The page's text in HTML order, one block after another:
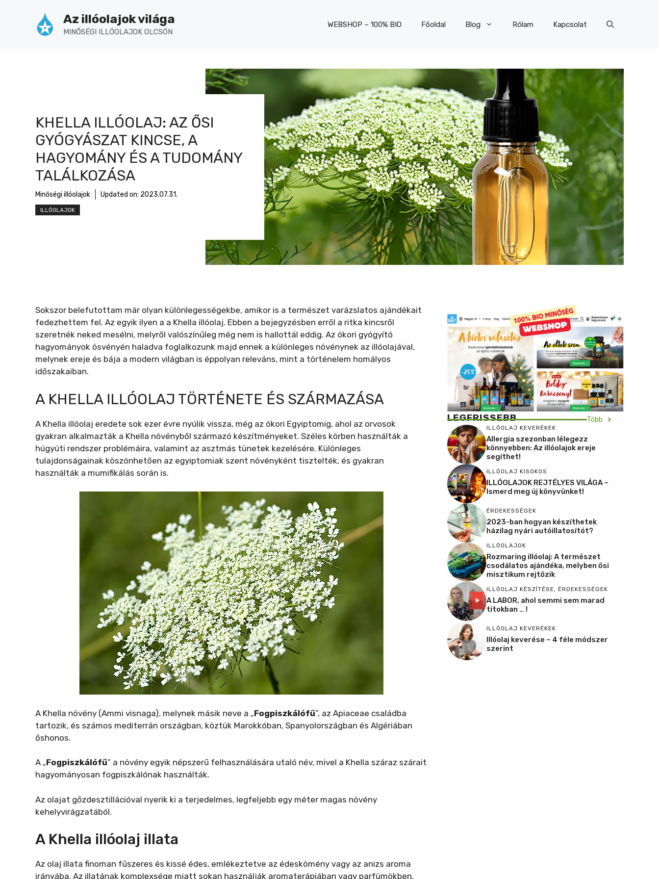
tartalomba
Az illóolajok világa
MINŐSÉGI ILLÓOLAJOK OLCSÓN
WEBSHOP – 100% BIO Főoldal Blog Rólam Kapcsolat
KHELLA ILLÓOLAJ: AZ ŐSI
GYÓGYÁSZAT KINCSE, A
HAGYOMÁNY ÉS A TUDOMÁNY
TALÁLKOZÁSA
Minőségi illóolajok Updated on: 2023.07.31.
ILLÓOLAJOK
Sokszor belefutottam már olyan különlegességekbe, amikor is a természet varázslatos ajándékait
fedezhettem fel. Az egyik ilyen a a Khella illóolaj. Ebben a bejegyzésben erről a ritka kincsről
szeretnék neked mesélni, melyről valószínűleg még nem is hallottál eddig. Az ókori gyógyító
hagyományok ösvényén haladva foglalkozunk majd ennek a különleges növénynek az illóolajával,
melynek ereje és bája a modern világban is éppolyan releváns, mint a történelem homályos
időszakaiban.
A KHELLA ILLÓOLAJ TÖRTÉNETE ÉS SZÁRMAZÁSA
A Khella illóolaj eredete sok ezer évre nyúlik vissza, még az ókori Egyiptomig, ahol az orvosok
gyakran alkalmazták a Khella növényből származó készítményeket. Széles körben használták a
húgyúti rendszer problémáira, valamint az asztmás tünetek kezelésére. Különleges
tulajdonságainak köszönhetően az egyiptomiak szent növényként tisztelték, és gyakran
használták a mumifikálás során is.
A Khella növény (Ammi visnaga), melynek másik neve a „Fogpiszkálófű”, az Apiaceae családba
tartozik, és számos mediterrán országban, köztük Marokkóban, Spanyolországban és Algériában
őshonos.
A „Fogpiszkálófű” a növény egyik népszerű felhasználására utaló név, mivel a Khella száraz szárait
hagyományosan fogpiszkálónak használták.
Az olajat gőzdesztillációval nyerik ki a terjedelmes, legfeljebb egy méter magas növény
kehelyvirágzatából.
A Khella illóolaj illata
Az olaj illata finoman fűszeres és kissé édes, emlékeztetve az édeskömény vagy az anizs aroma
irányába. Az illatának komplexsége miatt sokan használják aromaterápiában vagy parfümökben,
LEGFRISSEBB Több
ILLÓOLAJ KEVERÉKEK
Allergia szezonban lélegezz
könnyebben: Az illóolajok ereje
segíthet!
ILLÓOLAJ KISOKOS
ILLÓOLAJOK REJTÉLYES VILÁGA –
Ismerd meg új könyvünket!
ÉRDEKESSÉGEK
2023-ban hogyan készíthetek
házilag nyári autóillatosítót?
ILLÓOLAJOK
Rozmaring illóolaj: A természet
csodálatos ajándéka, melyben ősi
misztikum rejtőzik
ILLÓOLAJ KÉSZÍTÉSE, ÉRDEKESSÉGEK
A LABOR, ahol semmi sem marad
titokban … !
ILLÓOLAJ KEVERÉKEK
Illóolaj keverése – 4 féle módszer
szerint